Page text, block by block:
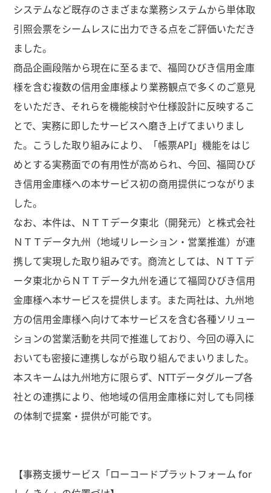
システムなど既存のさまざまな業務システムから単体取
引照会票をシームレスに出力できる点をご評価いただき
ました。
商品企画段階から現在に至るまで、福岡ひびき信用金庫
様を含む複数の信用金庫様より業務観点で多くのご意見
をいただき、それらを機能検討や仕様設計に反映するこ
とで、実務に即したサービスへ磨き上げてまいりまし
た。こうした取り組みにより、「帳票API」機能をはじ
めとする実務面での有用性が高められ、今回、福岡ひび
き信用金庫様への本サービス初の商用提供につながりま
した。
なお、本件は、ＮＴＴデータ東北（開発元）と株式会社
ＮＴＴデータ九州（地域リレーション・営業推進）が連
携して実現した取り組みです。商流としては、ＮＴＴデ
ータ東北からＮＴＴデータ九州を通じて福岡ひびき信用
金庫様へ本サービスを提供します。また両社は、九州地
方の信用金庫様へ向けて本サービスを含む各種ソリュー
ションの営業活動を共同で推進しており、今回の導入に
おいても密接に連携しながら取り組んでまいりました。
本スキームは九州地方に限らず、 NTTデータグループ各
社との連携により、他地域の信用金庫様に対しても同様
の体制で提案・提供が可能です。
【事務支援サービス「ローコードプラットフォーム for